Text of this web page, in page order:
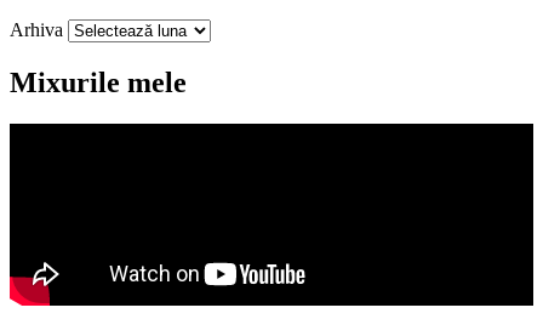
Arhiva
Mixurile mele